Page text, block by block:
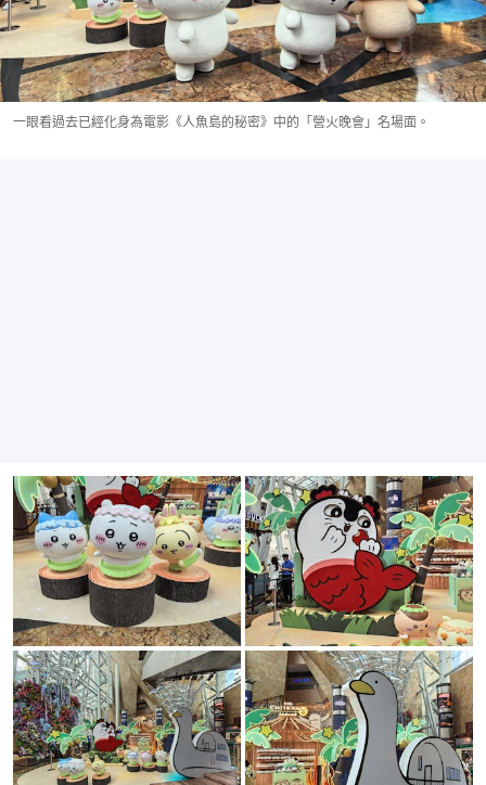
一眼看過去已經化身為電影《人魚島的秘密》中的「營火晚會」名場面。